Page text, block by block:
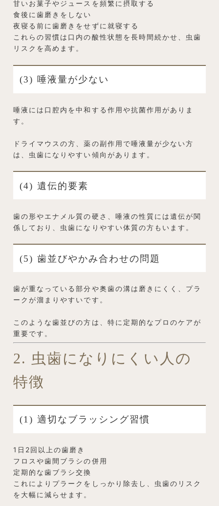
甘いお菓子やジュースを頻繁に摂取する
食後に歯磨きをしない
夜寝る前に歯磨きをせずに就寝する
これらの習慣は口内の酸性状態を長時間続かせ、虫歯
リスクを高めます。
(3) 唾液量が少ない
唾液には口腔内を中和する作用や抗菌作用がありま
す。
ドライマウスの方、薬の副作用で唾液量が少ない方
は、虫歯になりやすい傾向があります。
(4) 遺伝的要素
歯の形やエナメル質の硬さ、唾液の性質には遺伝が関
係しており、虫歯になりやすい体質の方もいます。
(5) 歯並びやかみ合わせの問題
歯が重なっている部分や奥歯の溝は磨きにくく、プラ
ークが溜まりやすいです。
このような歯並びの方は、特に定期的なプロのケアが
重要です。
2. 虫歯になりにくい人の
特徴
(1) 適切なブラッシング習慣
1日2回以上の歯磨き
フロスや歯間ブラシの併用
定期的な歯ブラシ交換
これによりプラークをしっかり除去し、虫歯のリスク
を大幅に減らせます。